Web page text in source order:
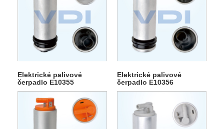
Elektrické palivové
čerpadlo E10355
Elektrické palivové
čerpadlo E10356